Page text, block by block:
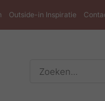
Outside-in Inspiratie